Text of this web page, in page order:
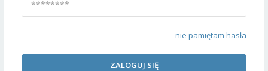
nie pamiętam hasła
ZALOGUJ SIĘ